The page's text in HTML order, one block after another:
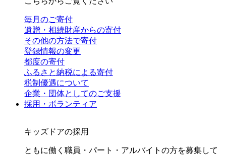
毎月のご寄付
遺贈・相続財産からの寄付
その他の方法で寄付
登録情報の変更
都度の寄付
ふるさと納税による寄付
税制優遇について
企業・団体としてのご支援
採用・ボランティア
キッズドアの採用
ともに働く職員・パート・アルバイトの方を募集して